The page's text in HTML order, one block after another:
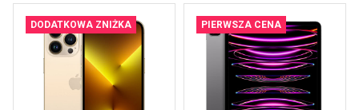
DODATKOWA ZNIŻKA PIERWSZA CENA